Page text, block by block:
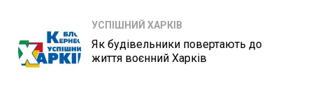
УСПІШНИЙ ХАРКІВ
Як будівельники повертають до
життя воєнний Харків